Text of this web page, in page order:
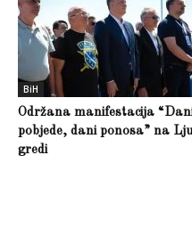
BiH
Održana manifestacija
pobjede, dani ponosa” na
gredi